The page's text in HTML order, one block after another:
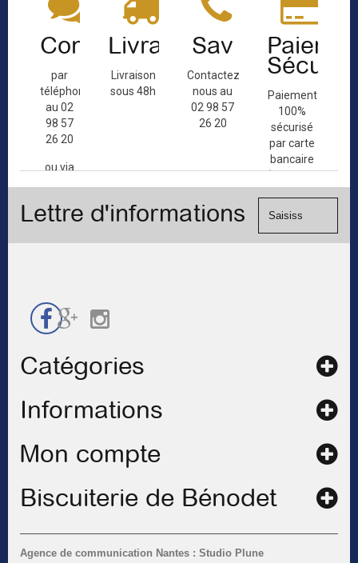
Contact
par
téléphone
au 02
98 57
26 20
ou via
de
Livraison
Livraison
sous 48h
Sav
Contactez-
nous au
02 98 57
26 20
Paiement
100%
sécurisé
par carte
bancaire
(Mastercard,
Visa, ...) et
Lettre d'informations
Catégories
Informations
Agence de communication Nantes : Studio Plune
Mon compte
Biscuiterie de Bénodet